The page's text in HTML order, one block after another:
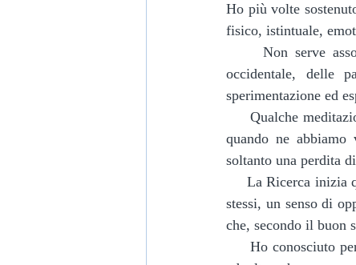
Ho più volte
fisico, istintuale,
occidentale, delle
sperimentazione ed
quando ne
soltanto una perdita
     La Ricerca inizia quando ci accorgiamo di essere in trappola. È una sensazione di disagio con noi
stessi, un senso di
che, secondo il buon